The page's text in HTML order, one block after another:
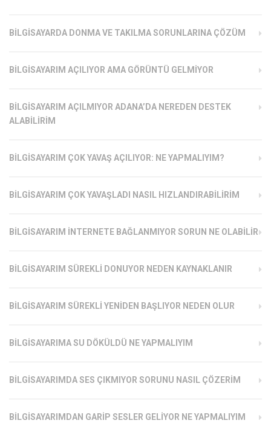
BILGISAYARDA DONMA VE TAKILMA SORUNLARINA ÇÖZÜM
BILGISAYARIM AÇILIYOR AMA GÖRÜNTÜ GELMIYOR
BILGISAYARIM AÇILMIYOR ADANA’DA NEREDEN DESTEK
ALABILIRIM
BILGISAYARIM ÇOK YAVAŞ AÇILIYOR: NE YAPMALIYIM?
BILGISAYARIM ÇOK YAVAŞLADI NASIL HIZLANDIRABILIRIM
BILGISAYARIM İNTERNETE BAĞLANMIYOR SORUN NE OLABILIR
BILGISAYARIM SÜREKLI DONUYOR NEDEN KAYNAKLANIR
BILGISAYARIM SÜREKLI YENIDEN BAŞLIYOR NEDEN OLUR
BILGISAYARIMA SU DÖKÜLDÜ NE YAPMALIYIM
BILGISAYARIMDA SES ÇIKMIYOR SORUNU NASIL ÇÖZERIM
BILGISAYARIMDAN GARIP SESLER GELIYOR NE YAPMALIYIM